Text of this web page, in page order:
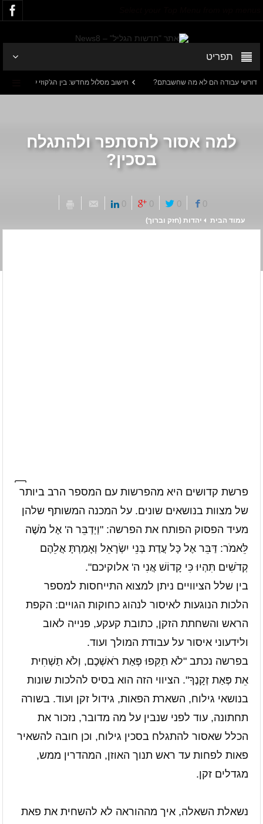
תפריט
חישוב מסלול מחדש: בין הג'קוזי לבבא סאלי
למה אסור להסתפר ולהתגלח
בסכין?
0
0
0
0
עמוד הבית יהדות (חזק וברוך)
פרשת קדושים היא מהפרשות עם המספר הרב ביותר
של מצוות בנושאים שונים. על המכנה המשותף שלהן
מעיד הפסוק הפותח את הפרשה: "וַיְדַבֵּר ה' אֶל מֹשֶׁה
לֵּאמֹר: דַּבֵּר אֶל כָּל עֲדַת בְּנֵי יִשְׂרָאֵל וְאָמַרְתָּ אֲלֵהֶם
קְדֹשִׁים תִּהְיוּ כִּי קָדוֹשׁ אֲנִי ה' אלוקיכם".
בין שלל הציוויים ניתן למצוא התייחסות למספר
הלכות הנוגעות לאיסור לנהוג כחוקות הגויים: הקפת
הראש והשחתת הזקן, כתובת קעקע, פנייה לאוב
ולידעוני איסור על עבודת המולך ועוד.
בפרשה נכתב "לֹא תַקִּפוּ פְּאַת רֹאשְׁכֶם, וְלֹא תַשְׁחִית
אֵת פְּאַת זְקָנֶךָ". הציווי הזה הוא בסיס להלכות שונות
בנושאי גילוח, השארת הפאות, גידול זקן ועוד. בשורה
תחתונה, עוד לפני שנבין על מה מדובר, נזכור את
הכלל שאסור להתגלח בסכין גילוח, וכן חובה להשאיר
פאות לפחות עד ראש תנוך האוזן, המהדרין ממש,
מגדלים זקן.
נשאלת השאלה, איך מההוראה לא להשחית את פאת